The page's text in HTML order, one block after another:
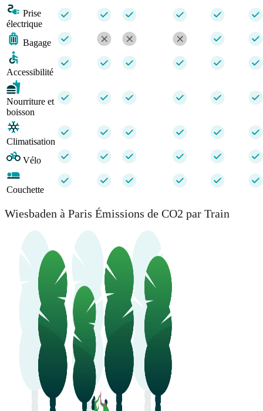
Prise
électrique
Bagage
Accessibilité
Nourriture et
boisson
Climatisation
Vélo
Couchette
Wiesbaden à Paris Émissions de CO2 par Train